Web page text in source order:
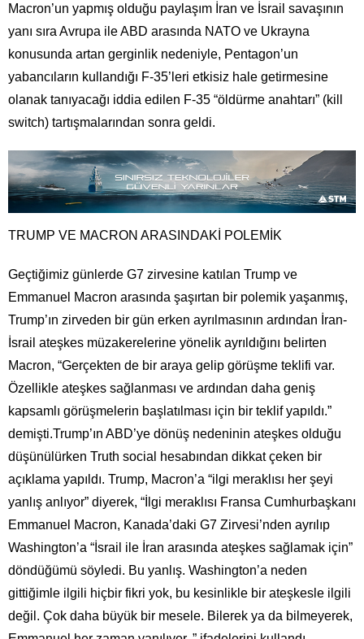
Macron’un yapmış olduğu paylaşım İran ve İsrail savaşının
yanı sıra Avrupa ile ABD arasında NATO ve Ukrayna
konusunda artan gerginlik nedeniyle, Pentagon’un
yabancıların kullandığı F-35’leri etkisiz hale getirmesine
olanak tanıyacağı iddia edilen F-35 “öldürme anahtarı” (kill
switch) tartışmalarından sonra geldi.
TRUMP VE MACRON ARASINDAKİ POLEMİK
Geçtiğimiz günlerde G7 zirvesine katılan Trump ve
Emmanuel Macron arasında şaşırtan bir polemik yaşanmış,
Trump’ın zirveden bir gün erken ayrılmasının ardından İran-
İsrail ateşkes müzakerelerine yönelik ayrıldığını belirten
Macron, “Gerçekten de bir araya gelip görüşme teklifi var.
Özellikle ateşkes sağlanması ve ardından daha geniş
kapsamlı görüşmelerin başlatılması için bir teklif yapıldı.”
demişti.Trump’ın ABD’ye dönüş nedeninin ateşkes olduğu
düşünülürken Truth social hesabından dikkat çeken bir
açıklama yapıldı. Trump, Macron’a “ilgi meraklısı her şeyi
yanlış anlıyor” diyerek, “İlgi meraklısı Fransa Cumhurbaşkanı
Emmanuel Macron, Kanada’daki G7 Zirvesi’nden ayrılıp
Washington’a “İsrail ile İran arasında ateşkes sağlamak için”
döndüğümü söyledi. Bu yanlış. Washington’a neden
gittiğimle ilgili hiçbir fikri yok, bu kesinlikle bir ateşkesle ilgili
değil. Çok daha büyük bir mesele. Bilerek ya da bilmeyerek,